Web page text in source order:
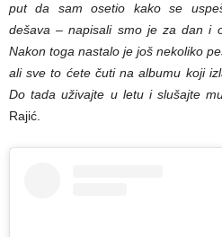
put da sam osetio kako se
dešava – napisali smo je za dan i
Nakon toga nastalo je još nekoliko
ali sve to ćete čuti na albumu koji
Do tada uživajte u letu i slušajte
Rajić.